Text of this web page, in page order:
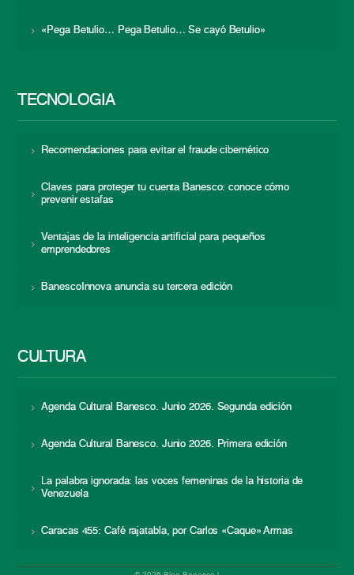
«Pega Betulio… Pega Betulio… Se cayó Betulio»
TECNOLOGÍA
Recomendaciones para evitar el fraude cibernético
Claves para proteger tu cuenta Banesco: conoce cómo
prevenir estafas
Ventajas de la inteligencia artificial para pequeños
emprendedores
BanescoInnova anuncia su tercera edición
CULTURA
Agenda Cultural Banesco. Junio 2026. Segunda edición
Agenda Cultural Banesco. Junio 2026. Primera edición
La palabra ignorada: las voces femeninas de la historia de
Venezuela
Caracas 455: Café rajatabla, por Carlos «Caque» Armas